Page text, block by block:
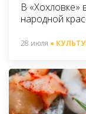
В «Хохловке»
народной
28 июля ●